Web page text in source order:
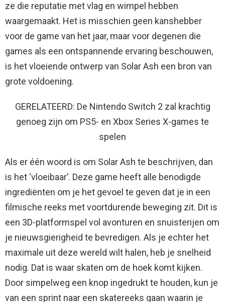
ze die reputatie met vlag en wimpel hebben
waargemaakt. Het is misschien geen kanshebber
voor de game van het jaar, maar voor degenen die
games als een ontspannende ervaring beschouwen,
is het vloeiende ontwerp van Solar Ash een bron van
grote voldoening.
GERELATEERD: De Nintendo Switch 2 zal krachtig
genoeg zijn om PS5- en Xbox Series X-games te
spelen
Als er één woord is om Solar Ash te beschrijven, dan
is het ‘vloeibaar’. Deze game heeft alle benodigde
ingrediënten om je het gevoel te geven dat je in een
filmische reeks met voortdurende beweging zit. Dit is
een 3D-platformspel vol avonturen en snuisterijen om
je nieuwsgierigheid te bevredigen. Als je echter het
maximale uit deze wereld wilt halen, heb je snelheid
nodig. Dat is waar skaten om de hoek komt kijken.
Door simpelweg een knop ingedrukt te houden, kun je
van een sprint naar een skatereeks gaan waarin je